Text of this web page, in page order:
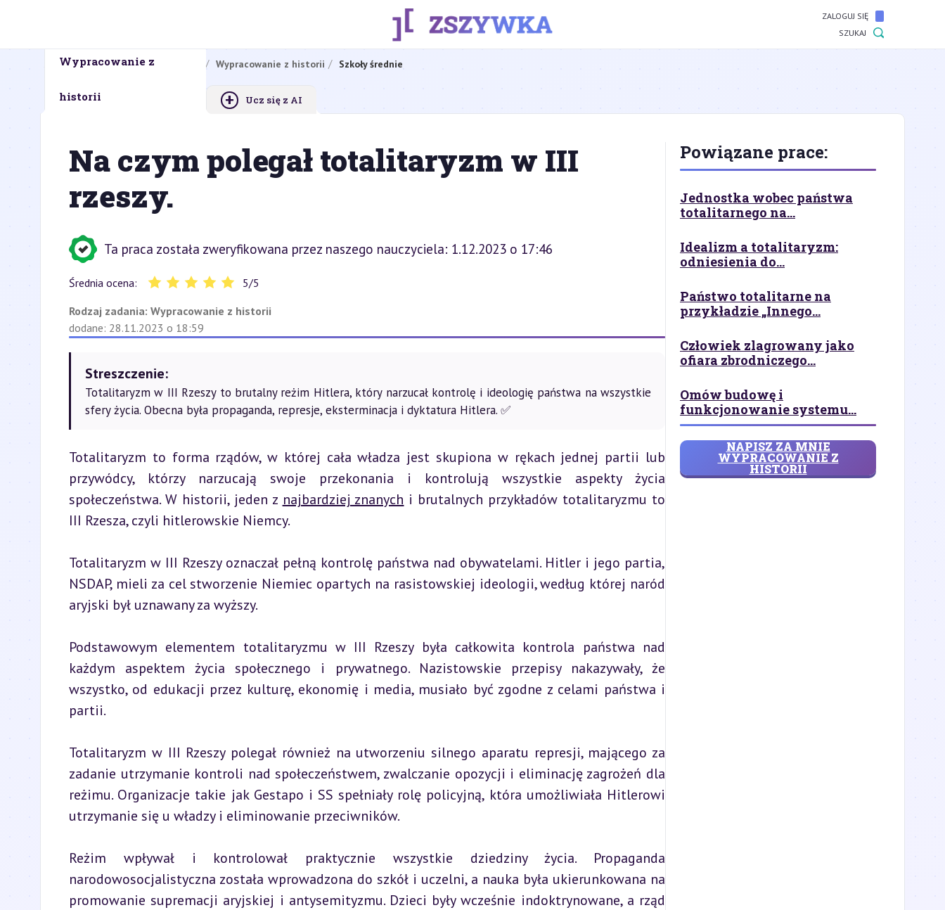
ZALOGUJ SIĘ
SZUKAJ
Strona główna Zadania domowe Wypracowanie z historii Szkoły średnie
Wypracowanie z
historii + Ucz się z AI
Na czym polegał totalitaryzm w III
rzeszy.
Ta praca została zweryfikowana przez naszego nauczyciela: 1.12.2023 o 17:46
Średnia ocena: 5/5
Rodzaj zadania: Wypracowanie z historii
dodane: 28.11.2023 o 18:59
Streszczenie:
Totalitaryzm w III Rzeszy to brutalny reżim Hitlera, który narzucał kontrolę i ideologię państwa na wszystkie
sfery życia. Obecna była propaganda, represje, eksterminacja i dyktatura Hitlera. ✅
Totalitaryzm to forma rządów, w której cała władza jest skupiona w rękach jednej partii lub
przywódcy, którzy narzucają swoje przekonania i kontrolują wszystkie aspekty życia
społeczeństwa. W historii, jeden z najbardziej znanych i brutalnych przykładów totalitaryzmu to
III Rzesza, czyli hitlerowskie Niemcy.
Totalitaryzm w III Rzeszy oznaczał pełną kontrolę państwa nad obywatelami. Hitler i jego partia,
NSDAP, mieli za cel stworzenie Niemiec opartych na rasistowskiej ideologii, według której naród
aryjski był uznawany za wyższy.
Podstawowym elementem totalitaryzmu w III Rzeszy była całkowita kontrola państwa nad
każdym aspektem życia społecznego i prywatnego. Nazistowskie przepisy nakazywały, że
wszystko, od edukacji przez kulturę, ekonomię i media, musiało być zgodne z celami państwa i
partii.
Totalitaryzm w III Rzeszy polegał również na utworzeniu silnego aparatu represji, mającego za
zadanie utrzymanie kontroli nad społeczeństwem, zwalczanie opozycji i eliminację zagrożeń dla
reżimu. Organizacje takie jak Gestapo i SS spełniały rolę policyjną, która umożliwiała Hitlerowi
utrzymanie się u władzy i eliminowanie przeciwników.
Reżim wpływał i kontrolował praktycznie wszystkie dziedziny życia. Propaganda
narodowosocjalistyczna została wprowadzona do szkół i uczelni, a nauka była ukierunkowana na
promowanie supremacji aryjskiej i antysemityzmu. Dzieci były wcześnie indoktrynowane, a rząd
Powiązane prace:
Jednostka wobec państwa
totalitarnego na...
Idealizm a totalitaryzm:
odniesienia do...
Państwo totalitarne na
przykładzie „Innego...
Człowiek zlagrowany jako
ofiara zbrodniczego...
Omów budowę i
funkcjonowanie systemu...
NAPISZ ZA MNIE
WYPRACOWANIE Z
HISTORII